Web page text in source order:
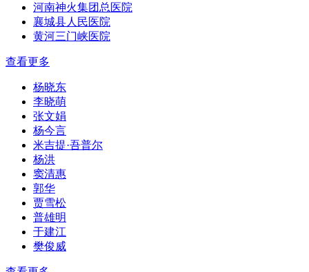
河南神火集团总医院
襄城县人民医院
黄河三门峡医院
查看更多
杨晓东
李晓萌
张文娟
杨今言
米吉提·吾普尔
杨洪
窦清惠
郭华
贾雪松
普雄明
于建江
樊俊威